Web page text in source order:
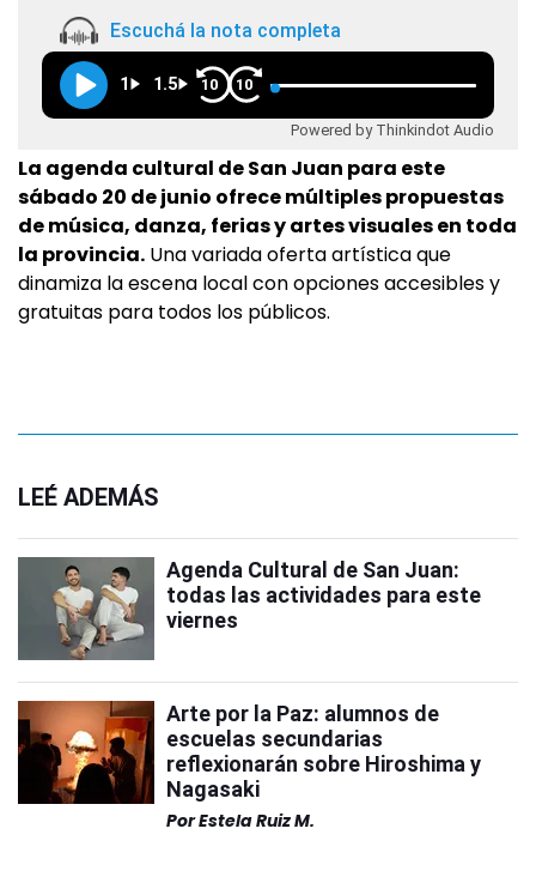
Escuchá la nota completa
1 1.5 10 10
Powered by Thinkindot Audio
La agenda cultural de San Juan para este
sábado 20 de junio ofrece múltiples propuestas
de música, danza, ferias y artes visuales en toda
la provincia. Una variada oferta artística que
dinamiza la escena local con opciones accesibles y
gratuitas para todos los públicos.
LEÉ ADEMÁS
Agenda Cultural de San Juan:
todas las actividades para este
viernes
Arte por la Paz: alumnos de
escuelas secundarias
reflexionarán sobre Hiroshima y
Nagasaki
PorEstela Ruiz M.